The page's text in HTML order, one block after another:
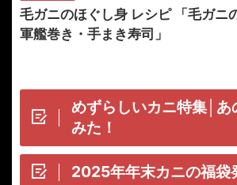
毛ガニのほぐし身 レシピ 「毛ガニ
軍艦巻き・手まき寿司」
めずらしいカニ特集│あ
みた！
2025年年末カニの福袋